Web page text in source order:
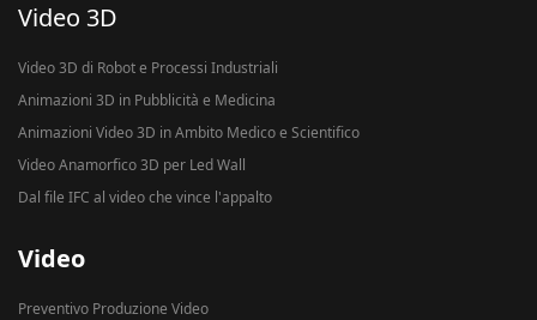
Video 3D
Video 3D di Robot e Processi Industriali
Animazioni 3D in Pubblicità e Medicina
Animazioni Video 3D in Ambito Medico e Scientifico
Video Anamorfico 3D per Led Wall
Dal file IFC al video che vince l'appalto
Video
Preventivo Produzione Video